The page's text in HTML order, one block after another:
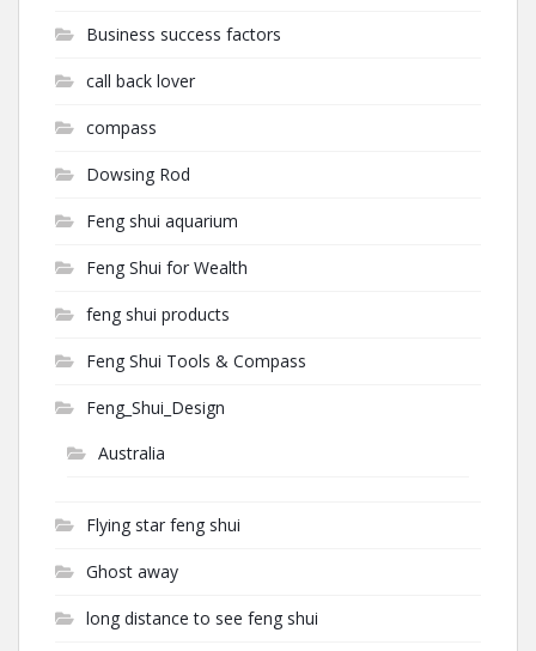
Business success factors
call back lover
compass
Dowsing Rod
Feng shui aquarium
Feng Shui for Wealth
feng shui products
Feng Shui Tools & Compass
Feng_Shui_Design
Australia
Flying star feng shui
Ghost away
long distance to see feng shui